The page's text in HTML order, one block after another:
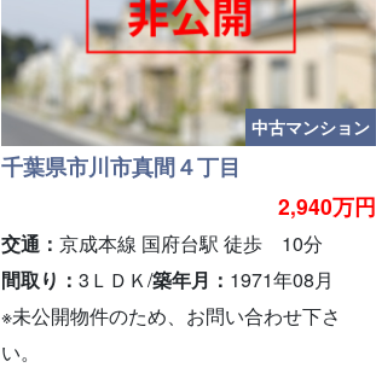
中古マンション
千葉県市川市真間４丁目
2,940万円
交通：京成本線 国府台駅 徒歩 10分
間取り：3ＬＤＫ/築年月： 1971年08月
※未公開物件のため、お問い合わせ下さ
い。